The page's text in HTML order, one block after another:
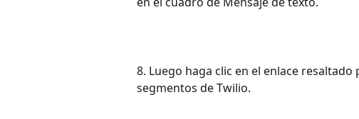
8. Luego haga clic en el enlace
segmentos de Twilio.